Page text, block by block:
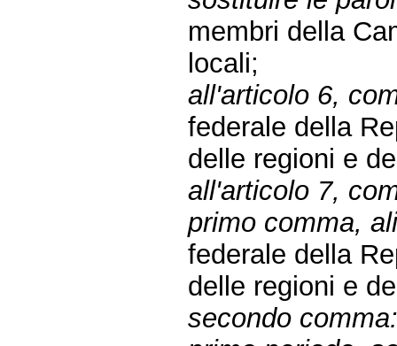
membri della
locali;
all'articolo 6,
federale della
delle regioni e
all'articolo 7,
primo comma,
federale della
delle regioni e
secondo